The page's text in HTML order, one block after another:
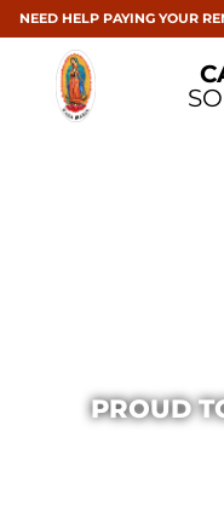
NEED HELP PAYING YOUR
PROUD